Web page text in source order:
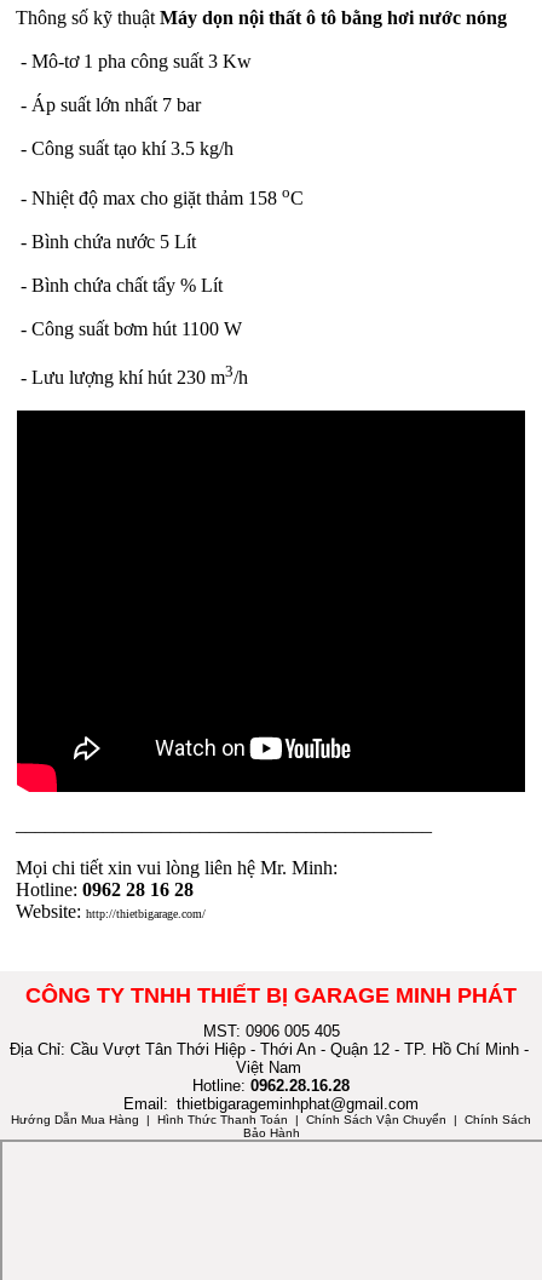
Thông số kỹ thuậtMáy dọn nội thất ô tô bằng hơi nước nóng
- Mô-tơ 1 pha công suất 3 Kw
- Áp suất lớn nhất 7 bar
- Công suất tạo khí 3.5 kg/h
- Nhiệt độ max cho giặt thảm 158oC
- Bình chứa nước 5 Lít
- Bình chứa chất tẩy % Lít
- Công suất bơm hút 1100 W
- Lưu lượng khí hút 230 m3/h
Mọi chi tiết xin vui lòng liên hệ Mr. Minh:
Hotline:0962 28 16 28
Website:http://thietbigarage.com/
CÔNG TY TNHH THIẾT BỊ GARAGE MINH PHÁT
MST: 0906 005 405
Địa Chỉ: Cầu Vượt Tân Thới Hiệp - Thới An - Quận 12 - TP. Hồ Chí Minh -
Việt Nam
Hotline: 0962.28.16.28
Email: thietbigarageminhphat@gmail.com
Hướng Dẫn Mua Hàng | Hình Thức Thanh Toán | Chính Sách Vận Chuyển | Chính Sách
Bảo Hành